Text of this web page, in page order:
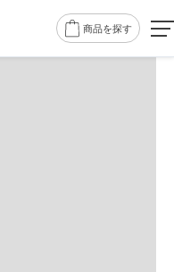
商品を探す